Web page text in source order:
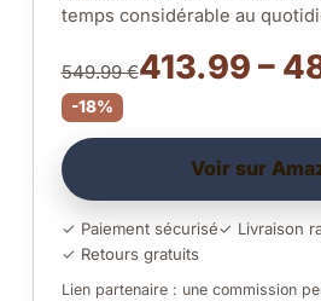
temps considérable au
549.99 €413.99 –
-18%
Voir sur
✓ Paiement sécurisé✓ Livraison
✓ Retours gratuits
Lien partenaire : une commission